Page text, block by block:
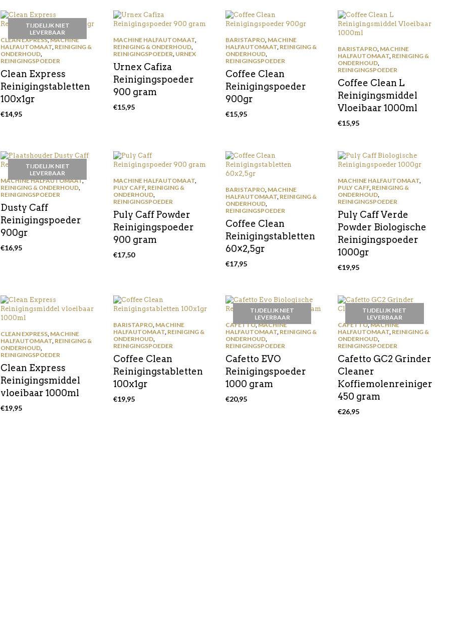
€14,95.
TIJDELIJK NIET
LEVERBAAR
CLEAN EXPRESS,MACHINE
HALFAUTOMAAT REINIGING &
ONDERHOUD
REINIGINGSPOEDER
Clean Express
Reinigingstabletten
100x1gr
€14,95
MACHINE HALFAUTOMAAT,
REINIGING & ONDERHOUD,
REINIGINGSPOEDER URNEX
Urnex Cafiza
Reinigingspoeder
900 gram
€15,95
BARISTAPRO MACHINE
HALFAUTOMAAT REINIGING &
ONDERHOUD
REINIGINGSPOEDER
Coffee Clean
Reinigingspoeder
900gr
€15,95
BARISTAPRO MACHINE
HALFAUTOMAAT REINIGING &
ONDERHOUD
REINIGINGSPOEDER
Coffee Clean L
Reinigingsmiddel
Vloeibaar 1000ml
€15,95
TIJDELIJK NIET
LEVERBAAR
MACHINE HALFAUTOMAAT,
REINIGING & ONDERHOUD
REINIGINGSPOEDER
Dusty Caff
Reinigingspoeder
900gr
€16,95
MACHINE HALFAUTOMAAT,
PULY CAFF, REINIGING &
ONDERHOUD,
REINIGINGSPOEDER
Puly Caff Powder
Reinigingspoeder
900 gram
€17,50
BARISTAPRO MACHINE
HALFAUTOMAAT REINIGING &
ONDERHOUD
REINIGINGSPOEDER
Coffee Clean
Reinigingstabletten
60×2,5gr
€17,95
MACHINE HALFAUTOMAAT
PULY CAFF, REINIGING &
ONDERHOUD
REINIGINGSPOEDER
Puly Caff Verde
Powder Biologische
Reinigingspoeder
1000gr
€19,95
CLEAN EXPRESS MACHINE
HALFAUTOMAAT REINIGING &
ONDERHOUD
REINIGINGSPOEDER
Clean Express
Reinigingsmiddel
vloeibaar 1000ml
€19,95
BARISTAPRO, MACHINE
HALFAUTOMAAT, REINIGING &
ONDERHOUD,
REINIGINGSPOEDER
Coffee Clean
Reinigingstabletten
100x1gr
€19,95
TIJDELIJK NIET
LEVERBAAR
CAFETTO,MACHINE
HALFAUTOMAAT REINIGING &
ONDERHOUD
REINIGINGSPOEDER
Cafetto EVO
Reinigingspoeder
1000 gram
€20,95
TIJDELIJK NIET
LEVERBAAR
CAFETTO,MACHINE
HALFAUTOMAAT REINIGING &
ONDERHOUD
REINIGINGSPOEDER
Cafetto GC2 Grinder
Cleaner
Koffiemolenreiniger
450 gram
€26,95